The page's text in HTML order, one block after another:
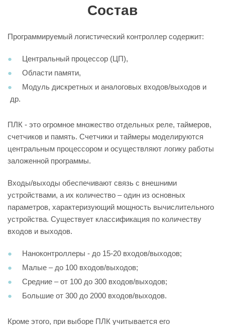
Состав
Программируемый логистический контроллер содержит:
Центральный процессор (ЦП),
Области памяти,
Модуль дискретных и аналоговых входов/выходов и
др.
ПЛК - это огромное множество отдельных реле, таймеров,
счетчиков и память. Счетчики и таймеры моделируются
центральным процессором и осуществляют логику работы
заложенной программы.
Входы/выходы обеспечивают связь с внешними
устройствами, а их количество – один из основных
параметров, характеризующий мощность вычислительного
устройства. Существует классификация по количеству
входов и выходов.
Наноконтроллеры - до 15-20 входов/выходов;
Малые – до 100 входов/выходов;
Средние – от 100 до 300 входов/выходов;
Большие от 300 до 2000 входов/выходов.
Кроме этого, при выборе ПЛК учитывается его